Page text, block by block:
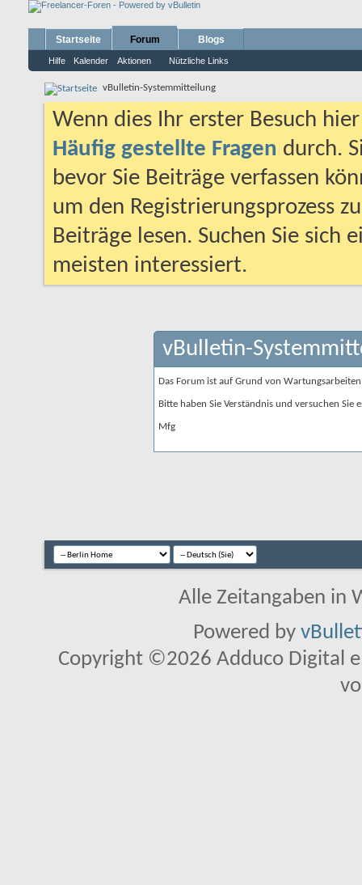
Startseite Forum
Hilfe Kalender Aktionen Nützliche Links
Blogs
vBulletin-Systemmitteilung
Wenn dies Ihr erster Besuch
Häufig gestellte Fragen durch.
bevor Sie Beiträge verfassen
um den Registrierungsprozess
Beiträge lesen. Suchen Sie sich
meisten interessiert.
vBulletin-
Das Forum ist auf Grund von
Bitte haben Sie Verständnis und versuchen Sie
Mfg
Alle Zeitangaben in
Powered by
Copyright ©2026 Adduco Digital